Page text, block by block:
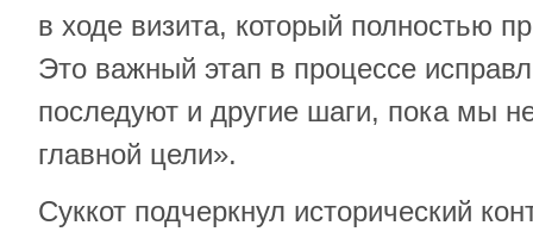
в ходе визита, который полностью
Это важный этап в процессе
последуют и другие шаги, пока мы
главной цели».
Суккот подчеркнул исторический